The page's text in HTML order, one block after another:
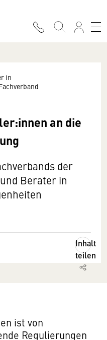
in
an die
der
Berater in
Inhalt
teilen
ist von
Regulierungen